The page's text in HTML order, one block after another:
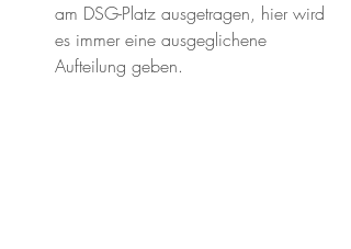
am DSG-Platz ausgetragen, hier wird
es immer eine ausgeglichene
Aufteilung geben.